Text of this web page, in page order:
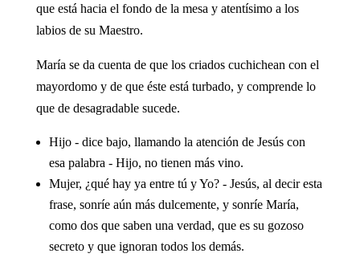
que está hacia el fondo de la mesa y atentísimo a los
labios de su Maestro.
María se da cuenta de que los criados cuchichean con el
mayordomo y de que éste está turbado, y comprende lo
que de desagradable sucede.
Hijo - dice bajo, llamando la atención de Jesús con
esa palabra - Hijo, no tienen más vino.
Mujer, ¿qué hay ya entre tú y Yo? - Jesús, al decir esta
frase, sonríe aún más dulcemente, y sonríe María,
como dos que saben una verdad, que es su gozoso
secreto y que ignoran todos los demás.